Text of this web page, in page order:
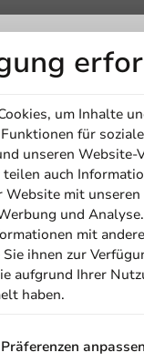
um Inhalte
für
unseren Website-
auch
Website mit
und
mit
ihnen zur
aufgrund Ihrer
haben.
Präferenzen anpassen
Sie
Newsletter!